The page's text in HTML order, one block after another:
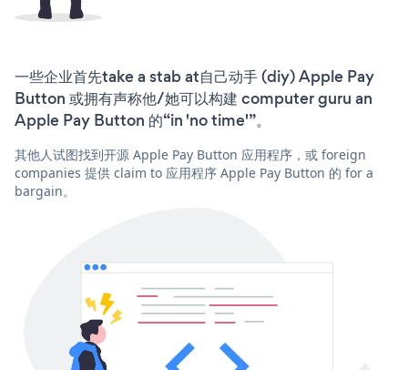
一些企业首先take a stab at自己动手 (diy) Apple Pay
Button 或拥有声称他/她可以构建 computer guru an
Apple Pay Button 的“in 'no time'”。
其他人试图找到开源 Apple Pay Button 应用程序，或 foreign
companies 提供 claim to 应用程序 Apple Pay Button 的 for a
bargain。